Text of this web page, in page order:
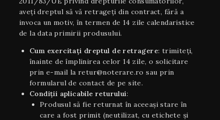
aveți dreptul să vă retrageți din contract, fără a
invoca un motiv, în termen de 14 zile calendaristice
de la data primirii produsului.
Cum exercitați dreptul de retragere: trimiteți,
înainte de împlinirea celor 14 zile, o solicitare
prin e-mail la retur@noterare.ro sau prin
formularul de contact de pe site.
Condiţii aplicabile returului:
Produsul să fie returnat în aceeaşi stare în
care a fost primit (neutilizat, cu etichete și